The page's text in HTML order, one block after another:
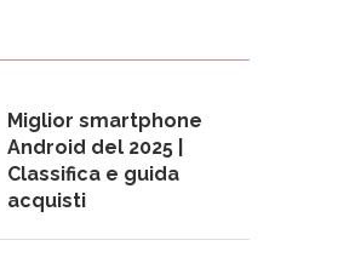
Miglior smartphone
Android del 2025 |
Classifica e guida
acquisti